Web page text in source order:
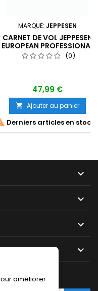
MARQUE: JEPPESEN
CARNET DE VOL JEPPESEN
EUROPEAN PROFESSIONAL
(0)
47,99 €
 Ajouter au panier
Derniers articles en stock




améliorer